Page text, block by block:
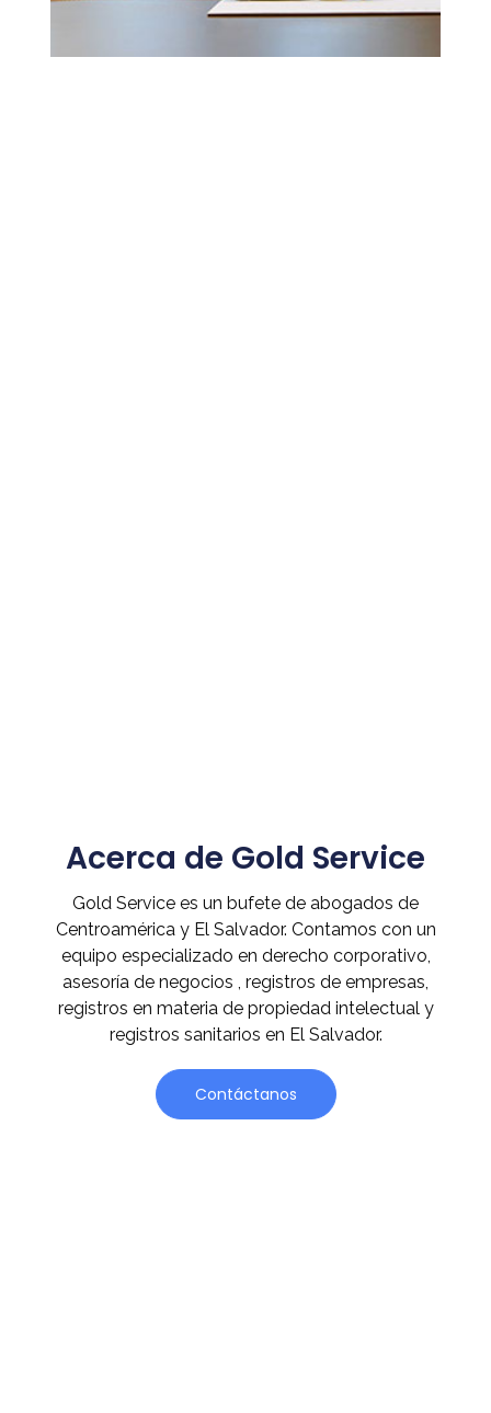
Acerca de Gold Service
Gold Service es un bufete de abogados de
Centroamérica y El Salvador. Contamos con un
equipo especializado en derecho corporativo,
asesoría de negocios , registros de empresas,
registros en materia de propiedad intelectual y
registros sanitarios en El Salvador.
Contáctanos